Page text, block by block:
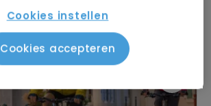
Frankrijk
Verwijder alle filters
Cookies instellen
Cookies accepteren